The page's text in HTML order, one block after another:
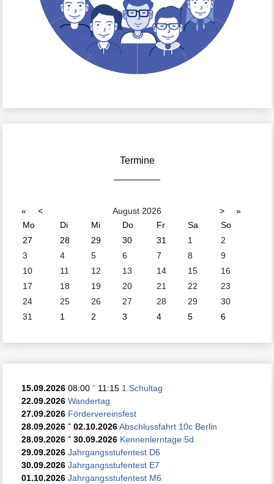
Termine
« < August 2026 >
»
Mo
Di Mi Do Fr Sa
So
27
28 29 30 31 1
2
3
4 5 6 7 8
9
10
11 12 13 14 15
16
17
18 19 20 21 22
23
24
25 26 27 28 29
30
31
1 2 3 4 5 6
15.09.2026 08:00⁻ 11:15 1.Schultag
22.09.2026 Wandertag
27.09.2026 Fördervereinsfest
28.09.2026⁻ 02.10.2026 Abschlussfahrt 10c Berlin
28.09.2026⁻ 30.09.2026 Kennenlerntage 5d
29.09.2026 Jahrgangsstufentest D6
30.09.2026 Jahrgangsstufentest E7
01.10.2026 Jahrgangsstufentest M6